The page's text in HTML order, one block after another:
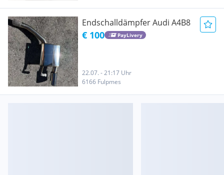
Endschalldämpfer Audi A4B8
€ 100 PayLivery
22.07. - 21:17 Uhr
6166 Fulpmes